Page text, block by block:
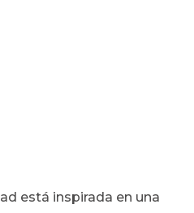
está inspirada en una